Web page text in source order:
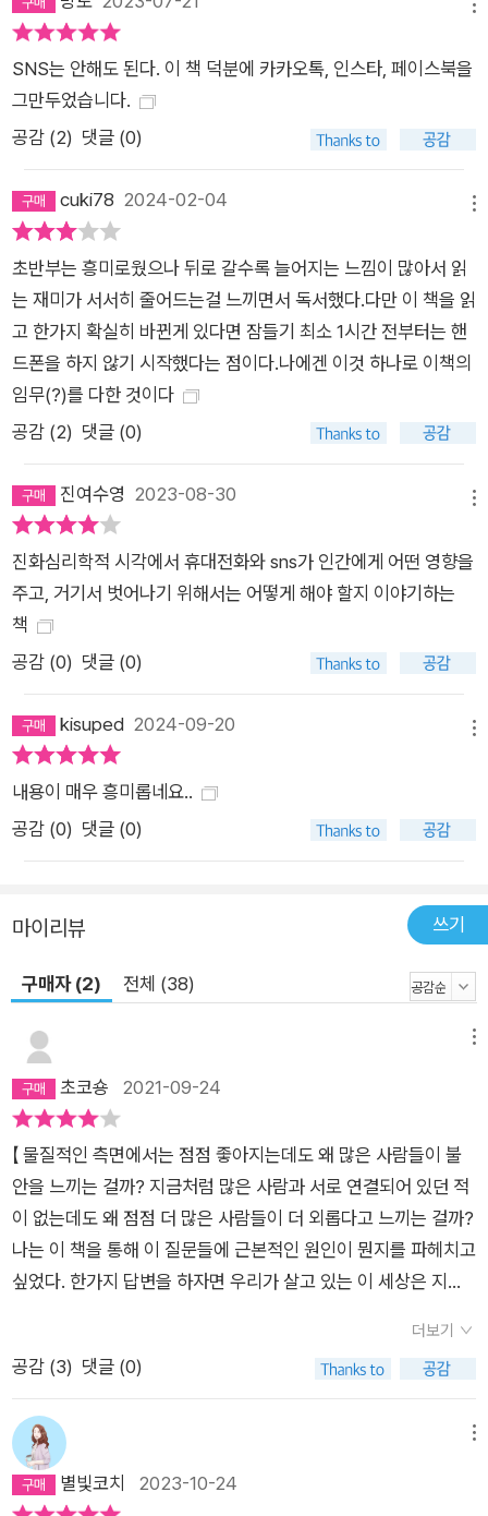
두엽의 발달에 큰 영향을 끼친다. 사람을 직접 만나서 부대끼지
않으면 공감 능력과 지적 능력 또한 발달시킬 수 없다는 뜻이다.
작가는 이렇게 우리가 이미 알고 있는 것 같은 이야기를 뇌 과학
시하는 ‘디지털 시대의 안전 수칙’을 따라 실천해본다면 더 똑똑
민이 스마트폰을 사용하는 우리나라 독자들에게 이 책은 매우 시
사성이 높다.
SNS는 안해도 된다. 이 책 덕분에 카카오톡, 인스타, 페이스북을
그만두었습니다.
공감 (2) 댓글 (0)
cuki78 2024-02-04
초반부는 흥미로웠으나 뒤로 갈수록 늘어지는 느낌이 많아서 읽
는 재미가 서서히 줄어드는걸 느끼면서 독서했다.다만 이 책을 읽
고 한가지 확실히 바뀐게 있다면 잠들기 최소 1시간 전부터는 핸
드폰을 하지 않기 시작했다는 점이다.나에겐 이것 하나로 이책의
임무(?)를 다한 것이다
공감 (2) 댓글 (0)
진여수영 2023-08-30
진화심리학적 시각에서 휴대전화와 sns가 인간에게 어떤 영향을
주고, 거기서 벗어나기 위해서는 어떻게 해야 할지 이야기하는
책
공감 (0) 댓글 (0)
kisuped 2024-09-20
내용이 매우 흥미롭네요..
공감 (0) 댓글 (0)
마이리뷰 쓰기
구매자 (2) 전체 (38)
초코숑 2021-09-24
【 물질적인 측면에서는 점점 좋아지는데도 왜 많은 사람들이 불
안을 느끼는 걸까? 지금처럼 많은 사람과 서로 연결되어 있던 적
이 없는데도 왜 점점 더 많은 사람들이 더 외롭다고 느끼는 걸까?
나는 이 책을 통해 이 질문들에 근본적인 원인이 뭔지를 파헤치고
싶었다. 한가지 답변을 하자면 우리가 살고 있는 이 세상은 지금
둘러싼 세상과 우리가 지금까지 진화해온 세상 간의 ‘불일치’가우
리 기분에 영향을 미치고 있는 것이다. 】 (p. 9~10)우리는 인터
지만, 우리의뇌는 아직도 먼 과거의 조상들처럼 수렵 채집 생활에
익숙한 상태라고 한다. 과거 인류는 굶어 죽지 않고살아남기 위해
칼로리를 갈망하도록 적응했으나, 이것은 먹거리가 넘쳐나는 현
더보기
공감 (3) 댓글 (0)
별빛코치 2023-10-24